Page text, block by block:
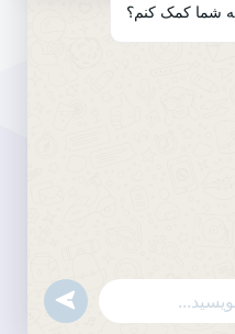
شما کمک کنم؟
undefined